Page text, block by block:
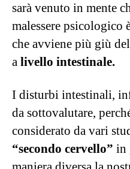
sarà venuto in mente
malessere psicologico
che avviene più giù
a livello intestinale.
I disturbi intestinali,
da sottovalutare,
considerato da vari
“secondo cervello” in